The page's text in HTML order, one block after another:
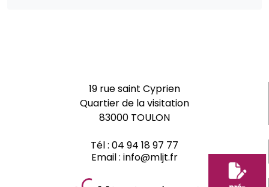
19 rue saint Cyprien
Quartier de la visitation
83000 TOULON
Tél : 04 94 18 97 77
Email : info@mljt.fr